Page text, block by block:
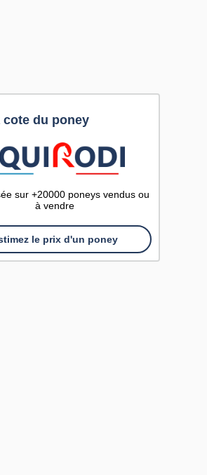
cote du poney
sur +20000 poneys vendus ou
à vendre
le prix d'un poney